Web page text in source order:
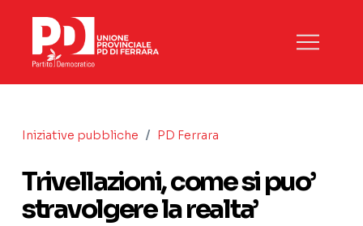
Iniziative pubbliche / PD Ferrara
Trivellazioni, come si puo’
stravolgere la realta’